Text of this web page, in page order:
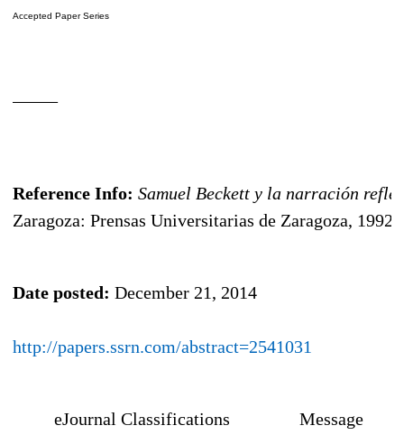
Accepted Paper Series
Reference Info: Samuel Beckett y la narración
Zaragoza: Prensas Universitarias de Zaragoza, 1992.
Date posted: December 21, 2014
http://papers.ssrn.com/abstract=2541031
eJournal Classifications
Message